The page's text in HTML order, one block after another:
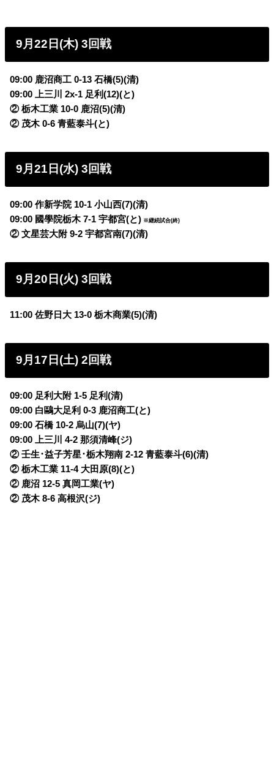
9月22日(木) 3回戦
09:00 鹿沼商工 0-13石橋(5)(清)
09:00 上三川 2x-1 足利(12)(と)
② 栃木工業 10-0 鹿沼(5)(清)
② 茂木 0-6 青藍泰斗(と)
9月21日(水) 3回戦
09:00 作新学院 10-1 小山西(7)(清)
09:00 國學院栃木 7-1 宇都宮(と) ※継続試合(終)
② 文星芸大附 9-2 宇都宮南(7)(清)
9月20日(火) 3回戦
11:00 佐野日大 13-0 栃木商業(5)(清)
9月17日(土) 2回戦
09:00 足利大附 1-5 足利(清)
09:00 白鷗大足利 0-3 鹿沼商工(と)
09:00 石橋 10-2 烏山(7)(ヤ)
09:00 上三川 4-2 那須清峰(ジ)
② 壬生･益子芳星･栃木翔南 2-12 青藍泰斗(6)(清)
② 栃木工業 11-4 大田原(8)(と)
② 鹿沼 12-5 真岡工業(ヤ)
② 茂木 8-6 高根沢(ジ)